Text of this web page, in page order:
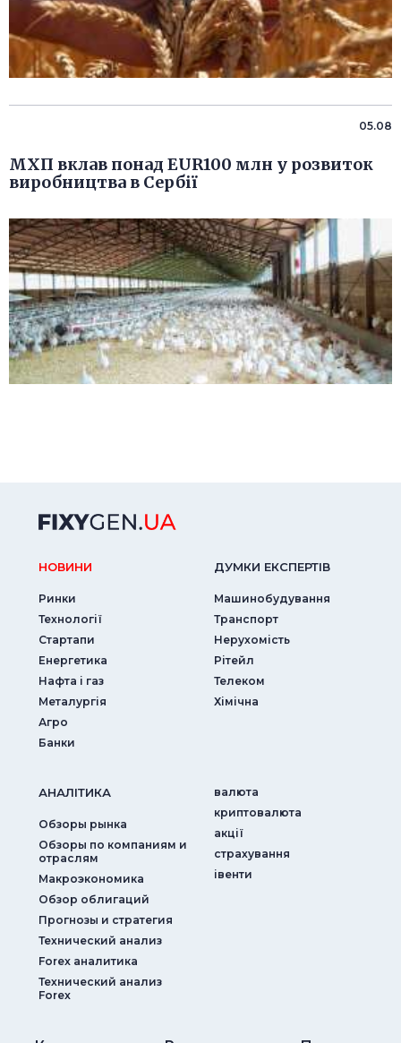
05.08
МХП вклав понад EUR100 млн у розвиток
виробництва в Сербії
НОВИНИ
Ринки
Технології
Стартапи
Енергетика
Нафта і газ
Металургія
Агро
Банки
ДУМКИ ЕКСПЕРТIВ
Машинобудування
Транспорт
Нерухомість
Рітейл
Телеком
Хімічна
АНАЛIТИКА
Обзоры рынка
Обзоры по компаниям и
отраслям
Макроэкономика
Обзор облигаций
Прогнозы и стратегия
Технический анализ
Forex аналитика
Технический анализ
Forex
валюта
криптовалюта
акції
страхування
iвенти